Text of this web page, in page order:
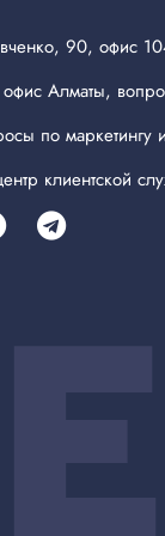
90, офис
Алматы,
по маркетингу
клиентской